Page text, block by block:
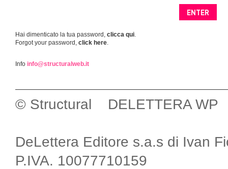
Hai dimenticato la tua password, clicca qui.
Forgot your password, click here.
Info info@structuralweb.it
© Structural DELETTERA WP
DeLettera Editore s.a.s di Ivan
P.IVA. 10077710159